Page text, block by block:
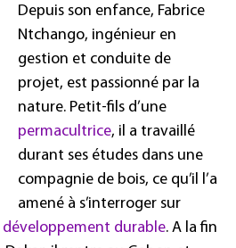
Depuis son enfance, Fabrice
Ntchango, ingénieur en
gestion et conduite de
projet, est passionné par la
nature. Petit-fils d’une
permacultrice, il a travaillé
durant ses études dans une
compagnie de bois, ce qu’il l’a
amené à s’interroger sur
développement durable. A la fin